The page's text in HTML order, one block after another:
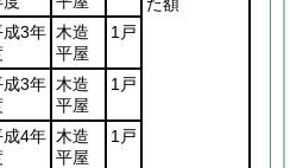
成3年 木造
平屋
1戸
成3年 木造
平屋
1戸
成4年 木造
平屋
1戸